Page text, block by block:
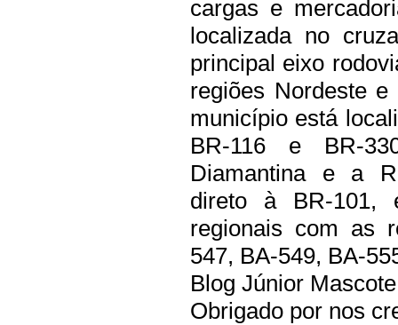
cargas e
localizada no
principal eixo
regiões Nordeste
município está
BR-116 e BR-
Diamantina e a
direto à BR-101,
regionais com as
547, BA-549, BA-
Blog Júnior Mascote
Obrigado por nos